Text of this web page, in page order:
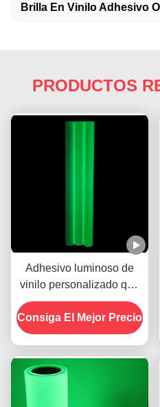
Brilla En Vinilo Adhesivo
PRODUCTOS
Adhesivo luminoso de
vinilo personalizado que
brilla en la oscuridad para
señales brillantes
Consiga El Mejor Precio